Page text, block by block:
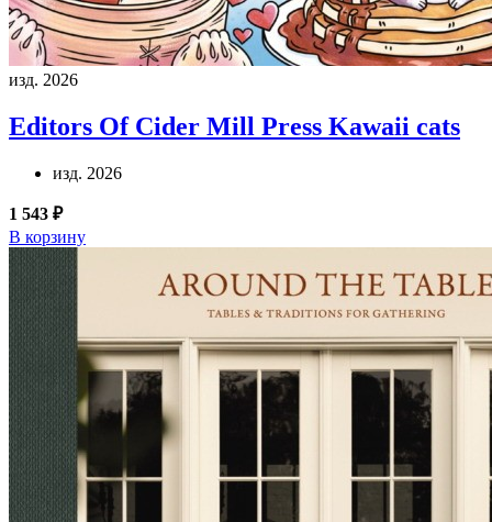
изд. 2026
Editors Of Cider Mill Press Kawaii cats
изд. 2026
1 543 ₽
В корзину